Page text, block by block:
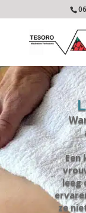
Een
leeg
ze